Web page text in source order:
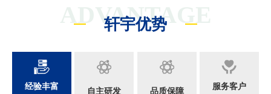
ADVANTAGE
轩宇优势
经验丰富
自主研发 品质保障
服务客户